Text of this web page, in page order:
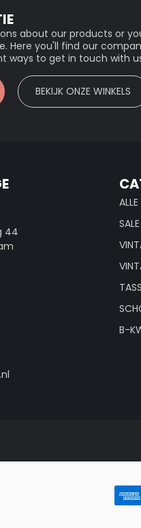
about our products or
Here you'll find our
ways to get in touch with
BEKIJK ONZE WINKELS
44
B-